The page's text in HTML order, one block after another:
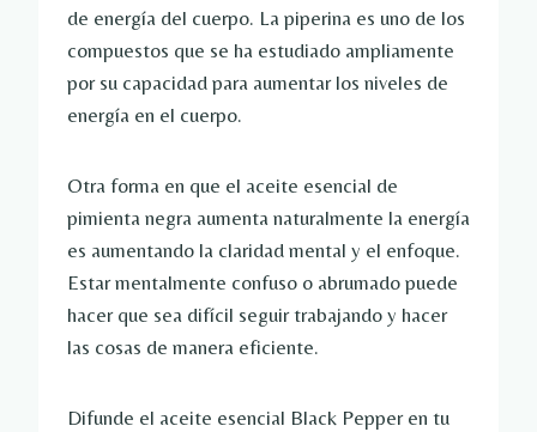
de energía del cuerpo. La piperina es uno de los
compuestos que se ha estudiado ampliamente
por su capacidad para aumentar los niveles de
energía en el cuerpo.
Otra forma en que el aceite esencial de
pimienta negra aumenta naturalmente la energía
es aumentando la claridad mental y el enfoque.
Estar mentalmente confuso o abrumado puede
hacer que sea difícil seguir trabajando y hacer
las cosas de manera eficiente.
Difunde el aceite esencial Black Pepper en tu